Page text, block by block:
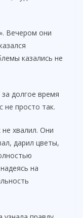
Вечером они
казались не
долгое время
не просто так.
хвалил. Они
дарил цветы,
на